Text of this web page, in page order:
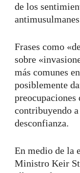
de los
Frases como
sobre
más comunes
posiblemente
preocupaciones
contribuyendo
desconfianza.
En medio de la
Ministro Keir